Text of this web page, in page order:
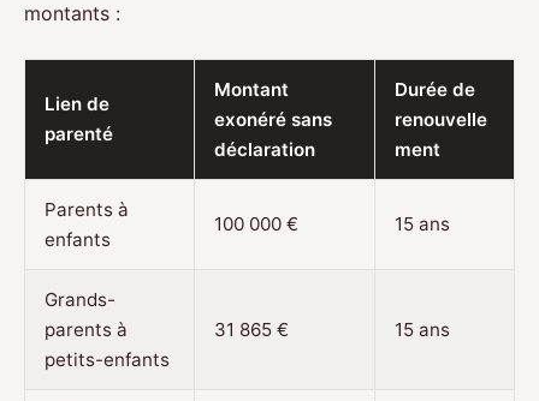
montants :
Lien de
parenté
Montant
exonéré sans
déclaration
Durée de
renouvelle
ment
Parents à
enfants
100 000 € 15 ans
Grands-
parents à
petits-enfants
31 865 € 15 ans